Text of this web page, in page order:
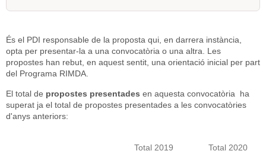
És el PDI responsable de la proposta qui, en darrera instància,
opta per presentar-la a una convocatòria o una altra. Les
propostes han rebut, en aquest sentit, una orientació inicial per part
del Programa RIMDA.
El total de propostes presentades en aquesta convocatòria ha
superat ja el total de propostes presentades a les convocatòries
d'anys anteriors:
Total 2019 Total 2020